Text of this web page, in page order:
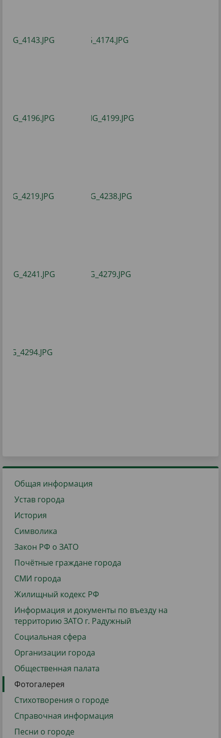
Общая информация
Устав города
История
Символика
Закон РФ о ЗАТО
Почётные граждане города
СМИ города
Жилищный кодекс РФ
Информация и документы по въезду на
территорию ЗАТО г. Радужный
Социальная сфера
Организации города
Общественная палата
Фотогалерея
Стихотворения о городе
Справочная информация
Песни о городе